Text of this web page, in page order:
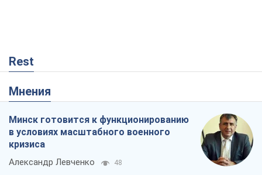
Rest
Мнения
Минск готовится к функционированию
в условиях масштабного военного
кризиса
Александр Левченко 48